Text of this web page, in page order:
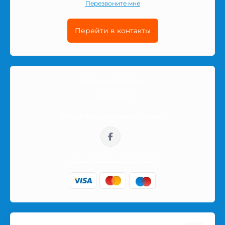
Перезвоните мне
Перейти в контакты